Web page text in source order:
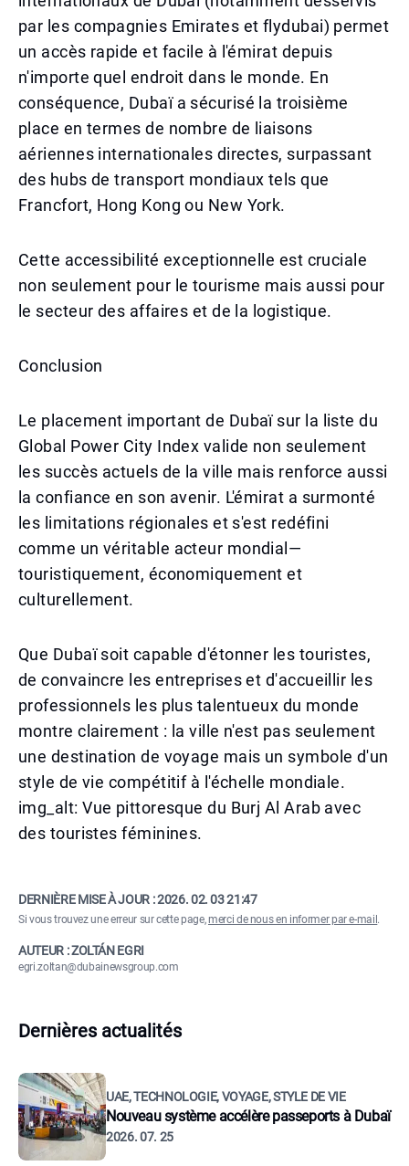
par les compagnies Emirates et flydubai) permet
un accès rapide et facile à l'émirat depuis
n'importe quel endroit dans le monde. En
conséquence, Dubaï a sécurisé la troisième
place en termes de nombre de liaisons
aériennes internationales directes, surpassant
des hubs de transport mondiaux tels que
Francfort, Hong Kong ou New York.
Cette accessibilité exceptionnelle est cruciale
non seulement pour le tourisme mais aussi pour
le secteur des affaires et de la logistique.
Conclusion
Le placement important de Dubaï sur la liste du
Global Power City Index valide non seulement
les succès actuels de la ville mais renforce aussi
la confiance en son avenir. L'émirat a surmonté
les limitations régionales et s'est redéfini
comme un véritable acteur mondial—
touristiquement, économiquement et
culturellement.
Que Dubaï soit capable d'étonner les touristes,
de convaincre les entreprises et d'accueillir les
professionnels les plus talentueux du monde
montre clairement : la ville n'est pas seulement
une destination de voyage mais un symbole d'un
style de vie compétitif à l'échelle mondiale.
img_alt: Vue pittoresque du Burj Al Arab avec
des touristes féminines.
DERNIÈRE MISE À JOUR :2026. 02. 03 21:47
Si vous trouvez une erreur sur cette page,merci de nous en informer par e-mail .
AUTEUR : ZOLTÁN EGRI
egri.zoltan@dubainewsgroup.com
Dernières actualités
UAE, TECHNOLOGIE, VOYAGE, STYLE DE VIE
Nouveau système accélère passeports à Dubaï
2026. 07. 25